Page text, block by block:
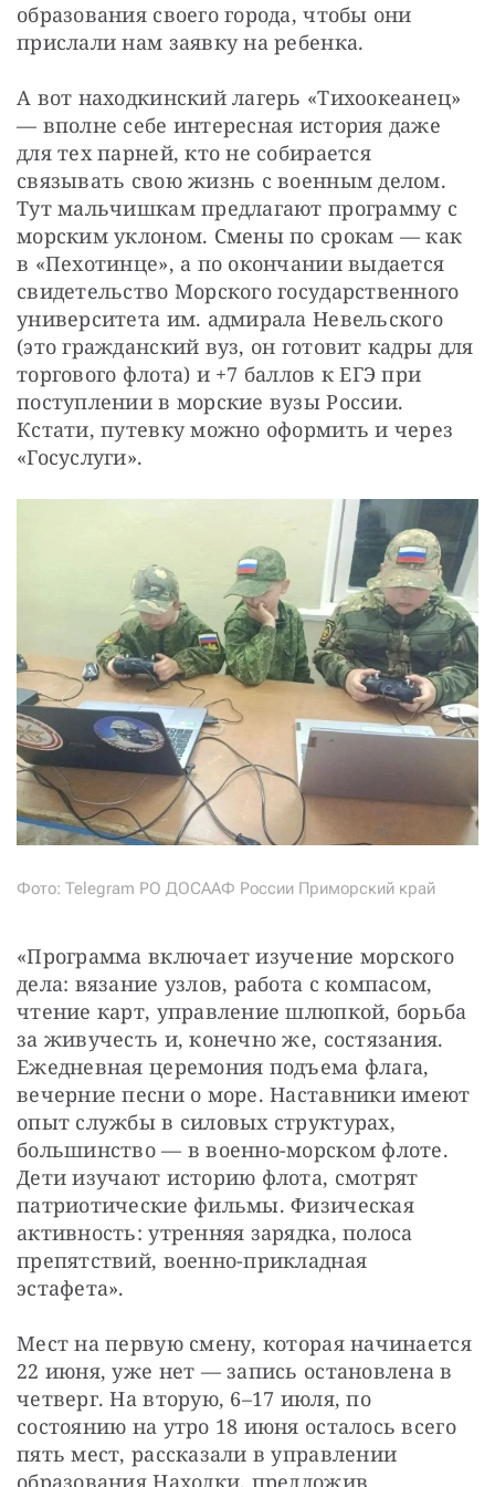
образования своего города, чтобы они
прислали нам заявку на ребенка.
А вот находкинский лагерь «Тихоокеанец»
— вполне себе интересная история даже
для тех парней, кто не собирается
связывать свою жизнь с военным делом.
Тут мальчишкам предлагают программу с
морским уклоном. Смены по срокам — как
в «Пехотинце», а по окончании выдается
свидетельство Морского государственного
университета им. адмирала Невельского
(это гражданский вуз, он готовит кадры для
торгового флота) и +7 баллов к ЕГЭ при
поступлении в морские вузы России.
Кстати, путевку можно оформить и через
«Госуслуги».
Фото: Telegram РО ДОСААФ России Приморский край
«Программа включает изучение морского
дела: вязание узлов, работа с компасом,
чтение карт, управление шлюпкой, борьба
за живучесть и, конечно же, состязания.
Ежедневная церемония подъема флага,
вечерние песни о море. Наставники имеют
опыт службы в силовых структурах,
большинство — в военно-морском флоте.
Дети изучают историю флота, смотрят
патриотические фильмы. Физическая
активность: утренняя зарядка, полоса
препятствий, военно-прикладная
эстафета».
Мест на первую смену, которая начинается
22 июня, уже нет — запись остановлена в
четверг. На вторую, 6–17 июля, по
состоянию на утро 18 июня осталось всего
пять мест, рассказали в управлении
образования Находки, предложив